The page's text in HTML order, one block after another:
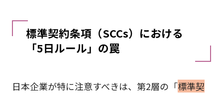
標準契約条項（SCCs）における
「5日ルール」の罠
日本企業が特に注意すべきは、第2層の「標準契